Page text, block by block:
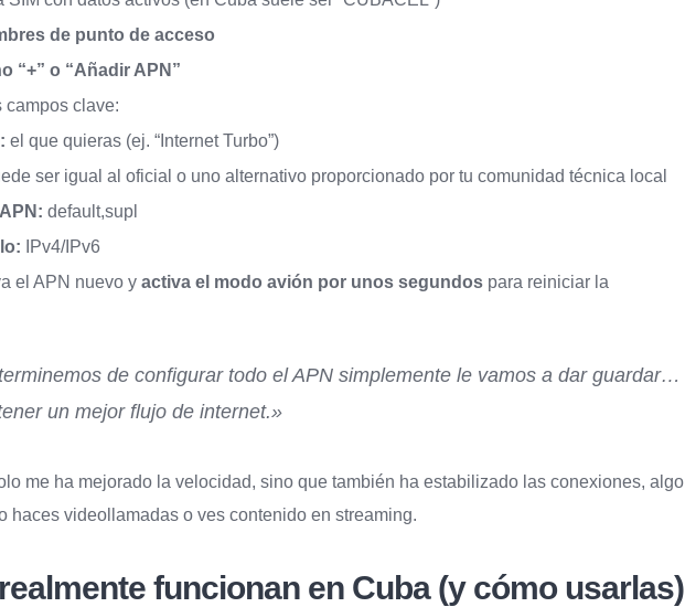
de punto de acceso
“+” o “Añadir APN”
campos clave:
el que quieras (ej. “Internet Turbo”)
ser igual al oficial o uno alternativo proporcionado por tu comunidad técnica local
default,supl
IPv4/IPv6
el APN nuevo yactiva el modo avión por unos segundos para reiniciar la
de configurar todo el APN simplemente le vamos a dar guardar…
un mejor flujo de internet.»
me ha mejorado la velocidad, sino que también ha estabilizado las conexiones, algo
haces videollamadas o ves contenido en streaming.
funcionan en Cuba (y cómo usarlas)